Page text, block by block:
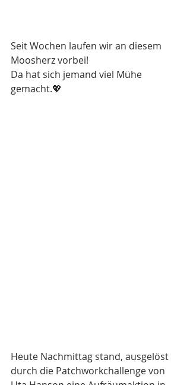
Seit Wochen laufen wir an diesem
Moosherz vorbei!
Da hat sich jemand viel Mühe
gemacht.💖
Heute Nachmittag stand, ausgelöst
durch die Patchworkchallenge von